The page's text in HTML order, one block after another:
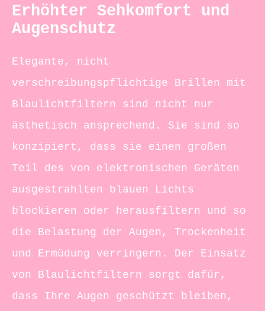
Erhöhter Sehkomfort und
Augenschutz
Elegante, nicht
verschreibungspflichtige Brillen mit
Blaulichtfiltern sind nicht nur
ästhetisch ansprechend. Sie sind so
konzipiert, dass sie einen großen
Teil des von elektronischen Geräten
ausgestrahlten blauen Lichts
blockieren oder herausfiltern und so
die Belastung der Augen, Trockenheit
und Ermüdung verringern. Der Einsatz
von Blaulichtfiltern sorgt dafür,
dass Ihre Augen geschützt bleiben,